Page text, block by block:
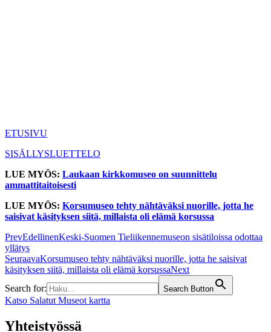
ETUSIVU
SISÄLLYSLUETTELO
LUE MYÖS: Laukaan kirkkomuseo on suunnittelu
ammattitaitoisesti
LUE MYÖS: Korsumuseo tehty nähtäväksi nuorille, jotta he
saisivat käsityksen siitä, millaista oli elämä korsussa
PrevEdellinenKeski-Suomen Tieliikennemuseon sisätiloissa odottaa
yllätys
SeuraavaKorsumuseo tehty nähtäväksi nuorille, jotta he saisivat
käsityksen siitä, millaista oli elämä korsussaNext
Search for:
Search Button
Katso Salatut Museot kartta
Yhteistyössä